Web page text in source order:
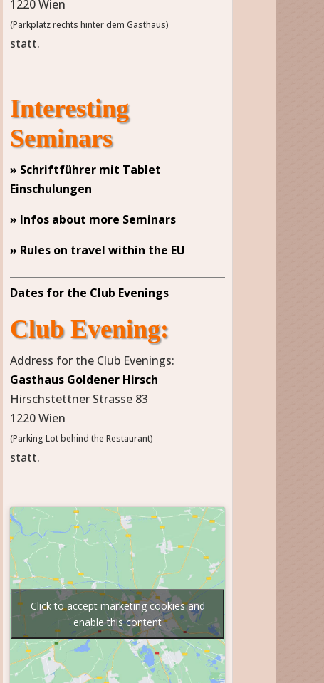
1220 Wien
(Parkplatz rechts hinter dem Gasthaus)
statt.
Interesting
Seminars
» Schriftführer mit Tablet
Einschulungen
» Infos about more Seminars
» Rules on travel within the EU
Dates for the Club Evenings
Club Evening:
Address for the Club Evenings:
Gasthaus Goldener Hirsch
Hirschstettner Strasse 83
1220 Wien
(Parking Lot behind the Restaurant)
statt.
Click to accept marketing cookies and
enable this content